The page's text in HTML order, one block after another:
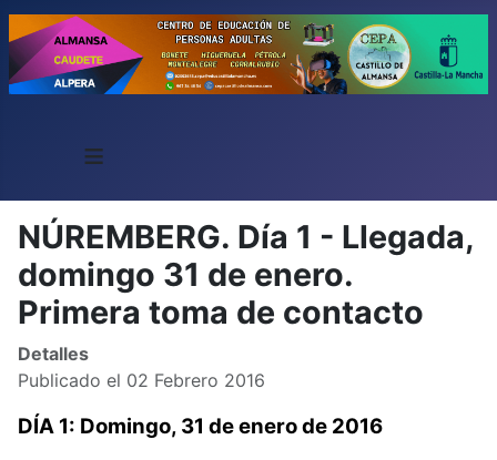
≡
NÚREMBERG. Día 1 - Llegada,
domingo 31 de enero.
Primera toma de contacto
Detalles
Publicado el 02 Febrero 2016
DÍA 1: Domingo, 31 de enero de 2016